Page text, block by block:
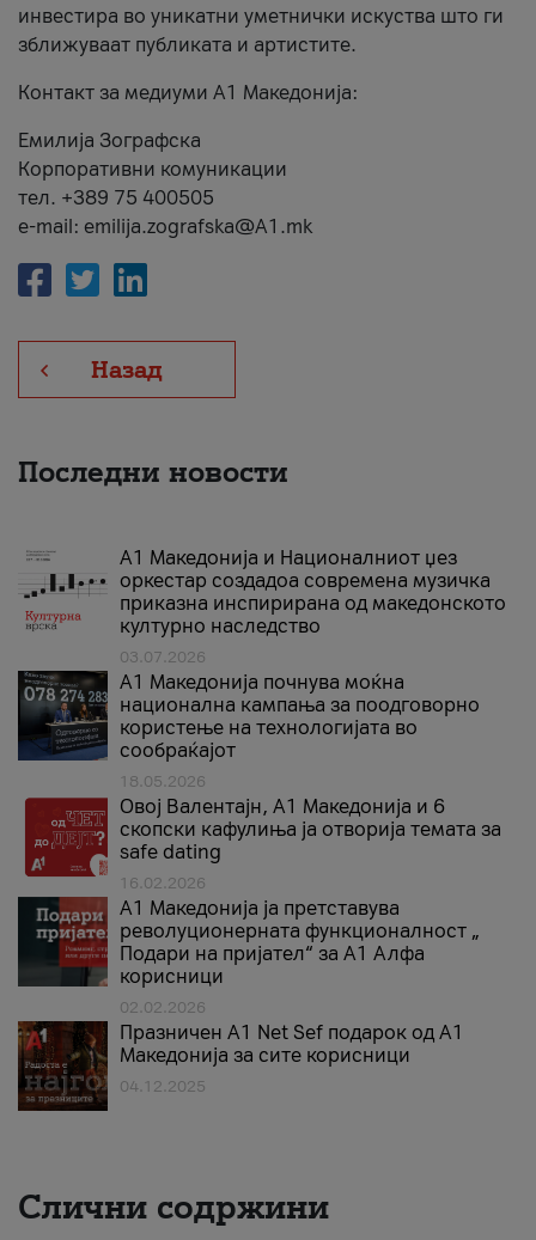
инвестира во уникатни уметнички искуства што ги
зближуваат публиката и артистите.
Контакт за медиуми А1 Македонија:
Емилија Зографска
Корпоративни комуникации
тел. +389 75 400505
e-mail: emilija.zografska@A1.mk
Назад
Последни новости
А1 Македонија и Националниот џез
оркестар создадоа современа музичка
приказна инспирирана од македонското
културно наследство
03.07.2026
A1 Македонија почнува моќна
национална кампања за поодговорно
користење на технологијата во
сообраќајот
18.05.2026
Овој Валентајн, A1 Македонија и 6
скопски кафулиња ја отворија темата за
safe dating
16.02.2026
А1 Македонија ја претставува
револуционерната функционалност „
Подари на пријател“ за А1 Алфа
корисници
02.02.2026
Празничен A1 Net Sеf подарок од А1
Македонија за сите корисници
04.12.2025
Слични содржини